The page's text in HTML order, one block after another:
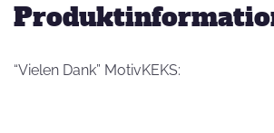
“Vielen Dank” MotivKEKS: